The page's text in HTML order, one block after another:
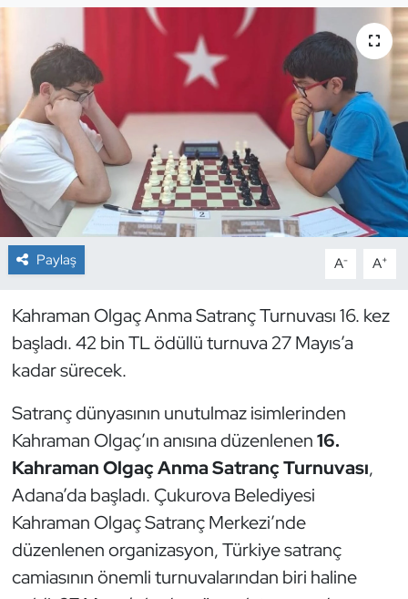
Paylaş A- A+
Kahraman Olgaç Anma Satranç Turnuvası 16. kez
başladı. 42 bin TL ödüllü turnuva 27 Mayıs’a
kadar sürecek.
Satranç dünyasının unutulmaz isimlerinden
Kahraman Olgaç’ın anısına düzenlenen16.
Kahraman Olgaç Anma Satranç Turnuvası,
Adana’da başladı. Çukurova Belediyesi
Kahraman Olgaç Satranç Merkezi’nde
düzenlenen organizasyon, Türkiye satranç
camiasının önemli turnuvalarından biri haline
Çim Hokeyi
Cimnastik
Curling
Dağcılık
Dans Sporları
Dövüş Sanatı
E-Spor
Futbol
Futsal
Golf